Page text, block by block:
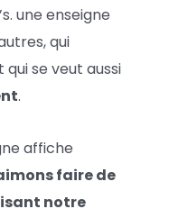
une enseigne
qui
se veut aussi
.
affiche
faire de
notre